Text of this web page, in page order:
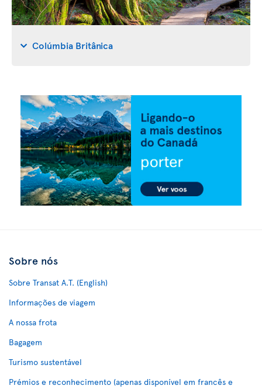
Colúmbia Britânica
Sobre nós
Sobre Transat A.T. (English)
Informações de viagem
A nossa frota
Bagagem
Turismo sustentável
Prémios e reconhecimento (apenas disponível em francês e